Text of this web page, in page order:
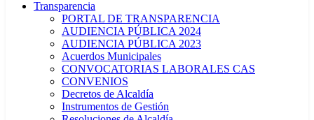
Transparencia
PORTAL DE TRANSPARENCIA
AUDIENCIA PÚBLICA 2024
AUDIENCIA PÚBLICA 2023
Acuerdos Municipales
CONVOCATORIAS LABORALES CAS
CONVENIOS
Decretos de Alcaldía
Instrumentos de Gestión